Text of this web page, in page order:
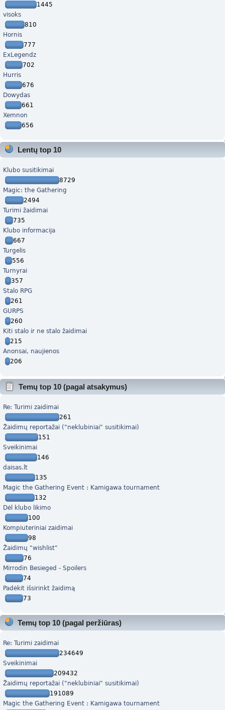
1445
visoks
810
Hornis
777
ExLegendz
702
Hurris
676
Dowydas
661
Xemnon
656
Lentų top 10
Klubo susitikimai
8729
Magic: the Gathering
2494
Turimi žaidimai
735
Klubo informacija
667
Turgelis
556
Turnyrai
357
Stalo RPG
261
GURPS
260
Kiti stalo ir ne stalo žaidimai
215
Anonsai, naujienos
206
Temų top 10 (pagal atsakymus)
Re: Turimi zaidimai
261
Žaidimų reportažai ("neklubiniai" susitikimai)
151
Sveikinimai
146
daisas.lt
135
Magic the Gathering Event : Kamigawa tournament
132
Dėl klubo likimo
100
Kompiuteriniai zaidimai
98
Žaidimų "wishlist"
76
Mirrodin Besieged - Spoilers
74
Padėkit išsirinkt žaidimą
73
Temų top 10 (pagal peržiūras)
Re: Turimi zaidimai
234649
Sveikinimai
209432
Žaidimų reportažai ("neklubiniai" susitikimai)
191089
Magic the Gathering Event : Kamigawa tournament